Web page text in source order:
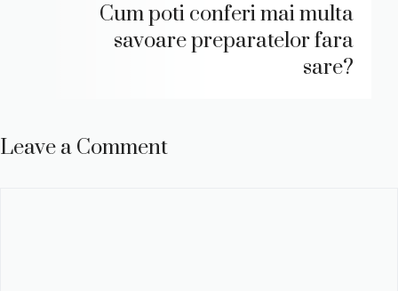
Cum poti conferi mai multa
savoare preparatelor fara
sare?
Leave a Comment